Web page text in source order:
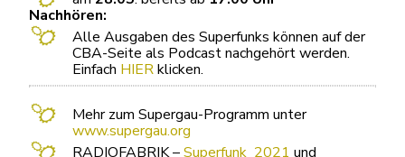
Nachhören:
Alle Ausgaben des Superfunks können auf der
CBA-Seite als Podcast nachgehört werden.
Einfach HIERklicken.
Mehr zum Supergau-Programm unter
www.supergau.org
RADIOFABRIK –Superfunk 2021 und